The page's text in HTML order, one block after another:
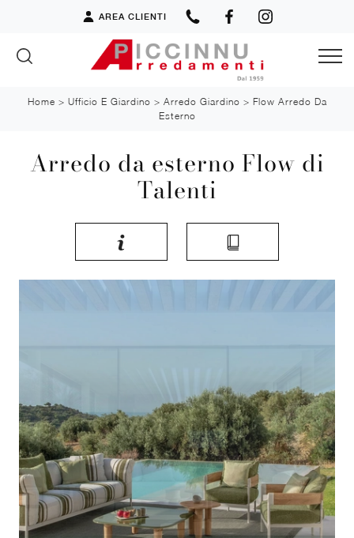
AREA CLIENTI
Home > Ufficio E Giardino > Arredo Giardino > Flow Arredo Da
Esterno
Arredo da esterno Flow di
Talenti